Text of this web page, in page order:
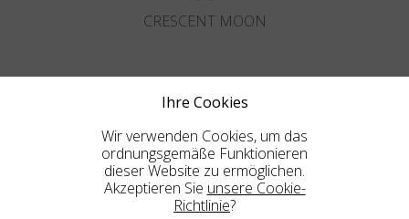
CRESCENT MOON
KAMI
Ihre Cookies
Wir verwenden Cookies, um das
ordnungsgemäße Funktionieren
dieser Website zu ermöglichen.
Akzeptieren Sie unsere Cookie-
Richtlinie?